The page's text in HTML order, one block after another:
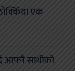
एक
आफ्नै साथीको